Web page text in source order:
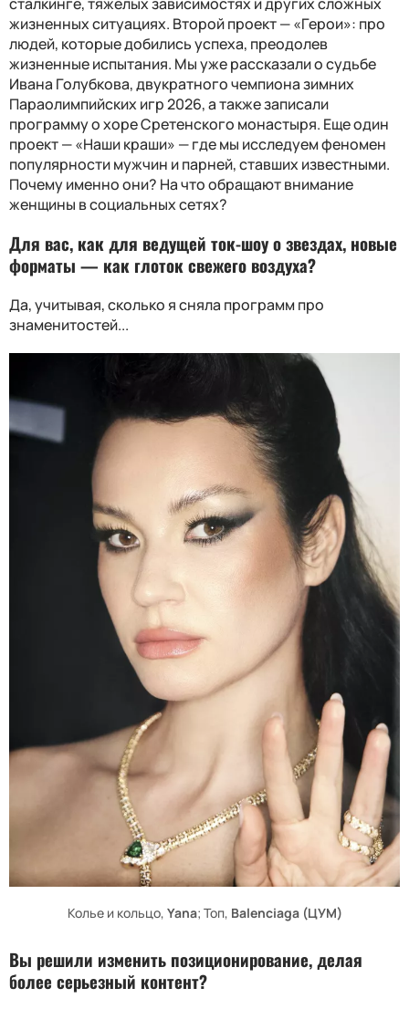
жизненных ситуациях. Второй проект — «Герои»: про
людей, которые добились успеха, преодолев
жизненные испытания. Мы уже рассказали о судьбе
Ивана Голубкова, двукратного чемпиона зимних
Параолимпийских игр 2026, а также записали
программу о хоре Сретенского монастыря. Еще один
проект — «Наши краши» — где мы исследуем феномен
популярности мужчин и парней, ставших известными.
Почему именно они? На что обращают внимание
женщины в социальных сетях?
Для вас, как для ведущей ток-шоу о звездах, новые
форматы — как глоток свежего воздуха?
Да, учитывая, сколько я сняла программ про
знаменитостей...
Колье и кольцо, Yana; Топ, Balenciaga (ЦУМ)
Вы решили изменить позиционирование, делая
более серьезный контент?